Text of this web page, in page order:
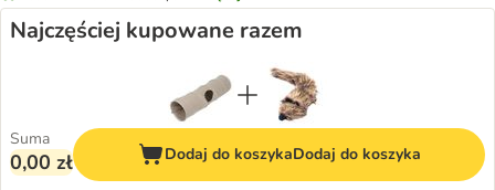
Najczęściej kupowane razem
Suma
0,00 zł Dodaj do koszykaDodaj do koszyka